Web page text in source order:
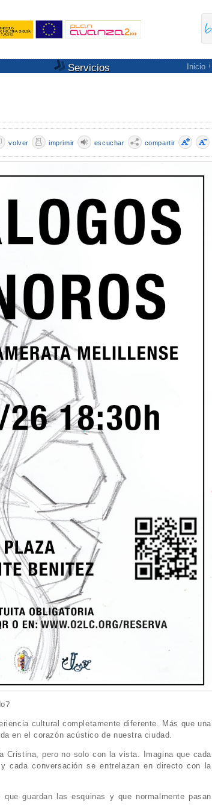
Servicios Inicio
compartir
escuchar
imprimir
volver
cultural completamente diferente. Más que una
en el corazón acústico de nuestra ciudad.
Cristina, pero no solo con la vista. Imagina que cada
conversación se entrelazan en directo con la
guardan las esquinas y que normalmente pasan